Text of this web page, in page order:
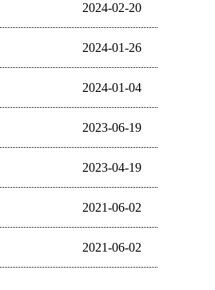
2024-02-20
2024-01-26
2024-01-04
2023-06-19
2023-04-19
2021-06-02
2021-06-02